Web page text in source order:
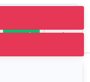
Masuk Daftar